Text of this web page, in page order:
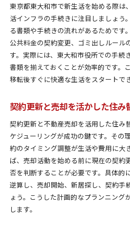
東京都東大和市で新生活を始める際は
活インフラの手続きに注目しましょう
る書類や手続きの流れがあるためです
公共料金の契約変更、ゴミ出しルール
す。実際には、東大和市役所での手続
書類を揃えておくことが効率的です。
移転後すぐに快適な生活をスタートで
契約更新と売却を活かした住み
契約更新と不動産売却を活用した住み
ケジューリングが成功の鍵です。その
約のタイミング調整が生活や費用に大
ば、売却活動を始める前に現在の契約
否を判断することが必要です。具体的
逆算し、売却開始、新居探し、契約手
ょう。こうした計画的なプランニング
します。